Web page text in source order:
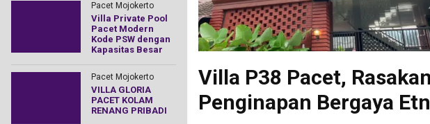
Villa P38 Pacet,
Penginapan Bergaya
Pacet Mojokerto
Villa Private Pool
Pacet Modern
Kode PSW dengan
Kapasitas Besar
Pacet Mojokerto
VILLA GLORIA
PACET KOLAM
RENANG PRIBADI
Batu
Villa DC Batu
Modern Minimalis
Cocok Buat
Menginap
Saat Liburan Di
Wisata Disana
Pacet Mojokerto